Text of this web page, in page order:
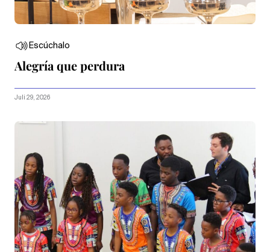
Escúchalo
Alegría que perdura
Juli 29, 2026